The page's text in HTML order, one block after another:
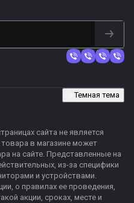
Темная тема
сайта не является
в магазине может
на сайте. Представленные на
из-за специфики
и устройствами.
о правилах ее проведения,
акции, сроках, месте и